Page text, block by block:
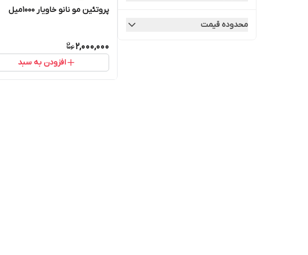
محدوده قیمت
پروتئین مو نانو خاویار ۱۰۰۰میل
2,000,000
افزودن به سبد